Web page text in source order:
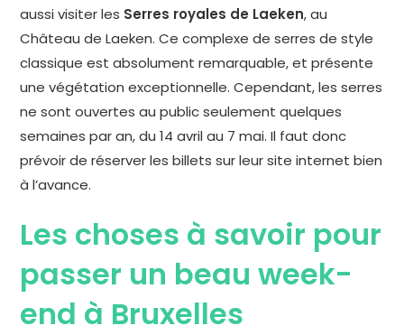
aussi visiter les Serres royales de Laeken, au
Château de Laeken. Ce complexe de serres de style
classique est absolument remarquable, et présente
une végétation exceptionnelle. Cependant, les serres
ne sont ouvertes au public seulement quelques
semaines par an, du 14 avril au 7 mai. Il faut donc
prévoir de réserver les billets sur leur site internet bien
à l’avance.
Les choses à savoir pour
passer un beau week-
end à Bruxelles